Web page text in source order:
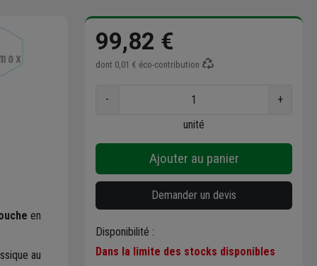
en
au
99,82 €
dont 0,01 € éco-contribution
-
+
unité
Ajouter au panier
Demander un devis
Disponibilité :
Dans la limite des stocks disponibles